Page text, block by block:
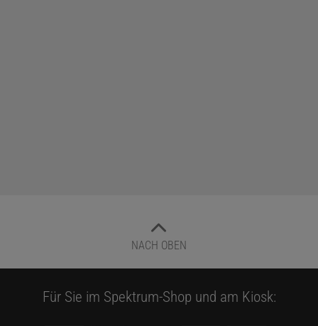
NACH OBEN
Für Sie im Spektrum-Shop und am Kiosk: